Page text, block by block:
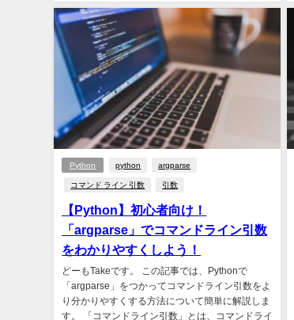
Python python argparse
コマンド ライン 引数 引数
【Python】初心者向け！
「argparse」でコマンドライン引数
をわかりやすくしよう！
どーもTakeです。 この記事では、Pythonで
「argparse」をつかってコマンドライン引数をよ
り分かりやすくする方法について簡単に解説しま
す。 「コマンドライン引数」とは、コマンドライ